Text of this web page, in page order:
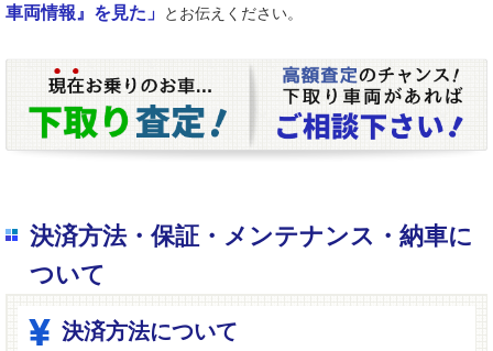
車両情報』を見た」
とお伝えください。
決済方法・保証・メンテナンス・納車に
ついて
決済方法について